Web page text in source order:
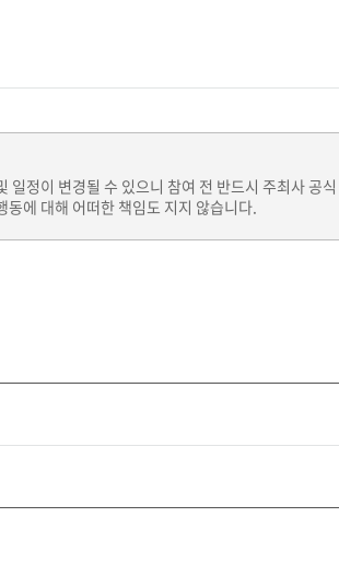
정이 변경될 수 있으니 참여 전 반드시 주최사 공
에 대해 어떠한 책임도 지지 않습니다.